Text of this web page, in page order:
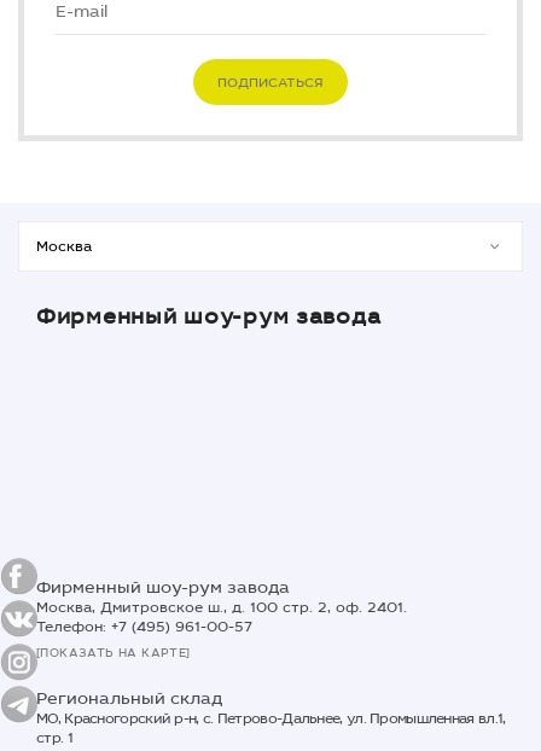
ПОДПИСАТЬСЯ
Фирменный шоу-рум завода
Фирменный шоу-рум завода
Москва, Дмитровское ш., д. 100 стр. 2, оф. 2401.
Телефон: +7 (495) 961-00-57
[ПОКАЗАТЬ НА КАРТЕ]
Региональный склад
МО, Красногорский р-н, с. Петрово-Дальнее, ул. Промышленная вл.1,
стр. 1